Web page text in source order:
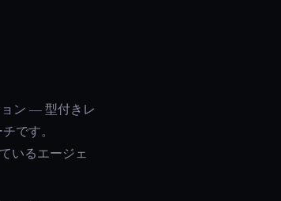
ョン — 型付きレ
です。
いるエージェ